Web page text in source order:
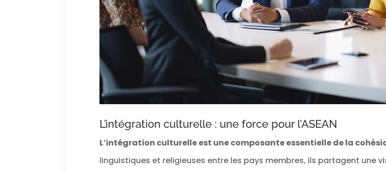
L’intégration culturelle : une force pour l’ASEAN
L’intégration culturelle est une composante essentielle de la
linguistiques et religieuses entre les pays membres, ils partagent une